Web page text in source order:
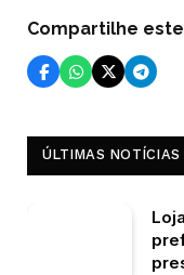
Compartilhe
ÚLTIMAS NOTÍCIAS